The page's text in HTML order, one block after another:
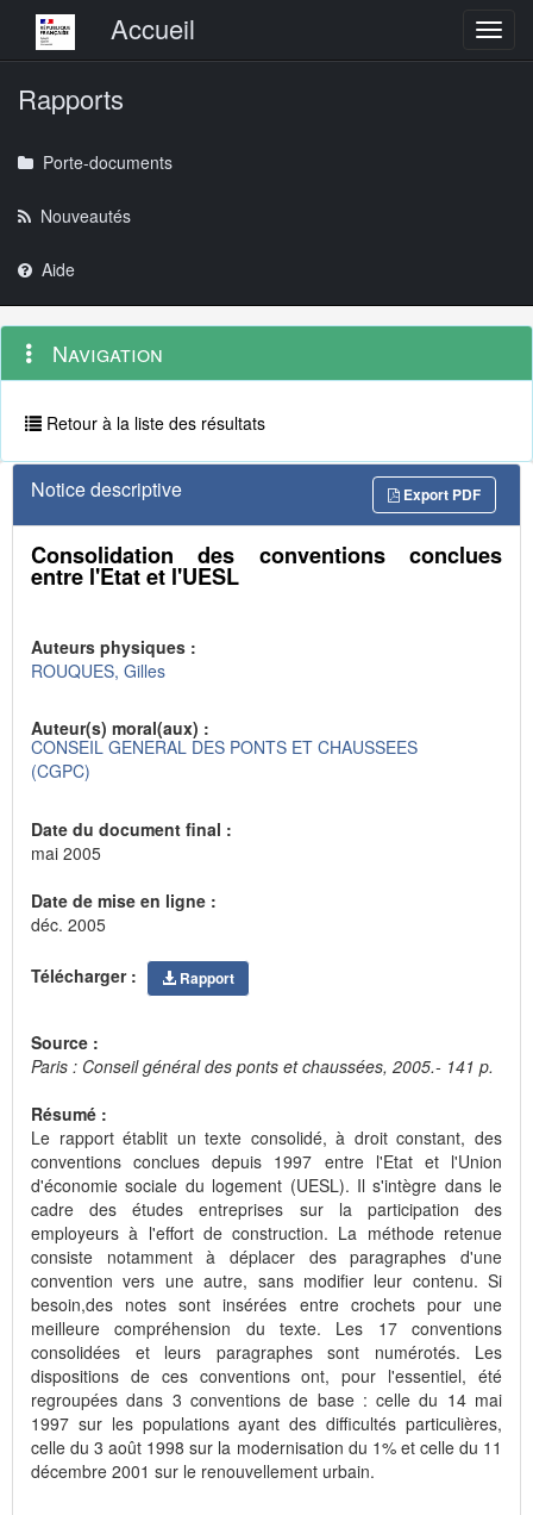
Menu principalAccueil
Rapports
Porte-documents
Nouveautés
Aide
Navigation
outils
Menu
contextuel
Navigation
Retour à la liste des résultats
Notice descriptive Export PDF
Consolidation des conventions conclues
entre l'Etat et l'UESL
Auteurs physiques :
ROUQUES, Gilles
Auteur(s) moral(aux) :
CONSEIL GENERAL DES PONTS ET CHAUSSEES
(CGPC)
Date du document final :
mai 2005
Date de mise en ligne :
déc. 2005
Télécharger : Rapport
Source :
Paris : Conseil général des ponts et chaussées, 2005.- 141 p.
Résumé :
Le rapport établit un texte consolidé, à droit constant, des
conventions conclues depuis 1997 entre l'Etat et l'Union
d'économie sociale du logement (UESL). Il s'intègre dans le
cadre des études entreprises sur la participation des
employeurs à l'effort de construction. La méthode retenue
consiste notamment à déplacer des paragraphes d'une
convention vers une autre, sans modifier leur contenu. Si
besoin,des notes sont insérées entre crochets pour une
meilleure compréhension du texte. Les 17 conventions
consolidées et leurs paragraphes sont numérotés. Les
dispositions de ces conventions ont, pour l'essentiel, été
regroupées dans 3 conventions de base : celle du 14 mai
1997 sur les populations ayant des difficultés particulières,
celle du 3 août 1998 sur la modernisation du 1% et celle du 11
décembre 2001 sur le renouvellement urbain.